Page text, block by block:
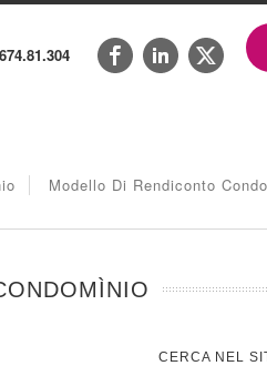
Modello Di Rendiconto
CERCA NEL